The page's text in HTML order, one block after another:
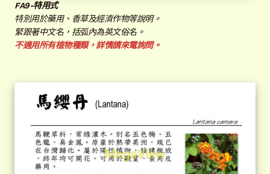
FA9-特用式
特別用於藥用、香草及經濟作物等說明。
緊跟著中文名，括弧內為英文俗名。
不適用所有植物種類，詳情請來電詢問。